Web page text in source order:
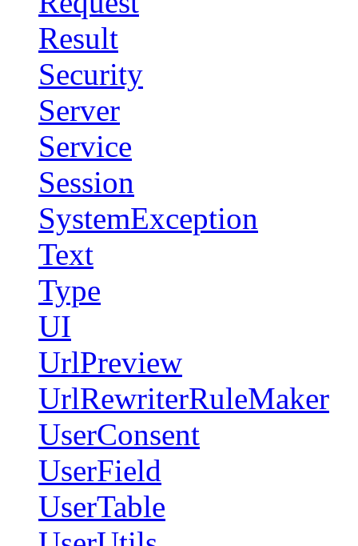
Result
Security
Server
Service
Session
SystemException
Text
Type
UI
UrlPreview
UrlRewriterRuleMaker
UserConsent
UserField
UserTable